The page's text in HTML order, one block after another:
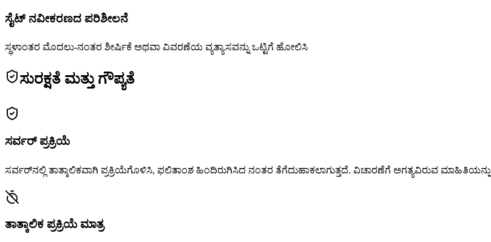
ಸೈಟ್ ನವೀಕರಣದ ಪರಿಶೀಲನೆ
ಸ್ಥಳಾಂತರ ಮೊದಲು-ನಂತರ ಶೀರ್ಷಿಕೆ ಅಥವಾ ವಿವರಣೆಯ ವ್ಯತ್ಯಾಸವನ್ನು ಒಟ್ಟಿಗೆ ಹೋಲಿಸಿ
ಸುರಕ್ಷತೆ ಮತ್ತು ಗೌಪ್ಯತೆ
ಸರ್ವರ್ ಪ್ರಕ್ರಿಯೆ
ಸರ್ವರ್‌ನಲ್ಲಿ ತಾತ್ಕಾಲಿಕವಾಗಿ ಪ್ರಕ್ರಿಯೆಗೊಳಿಸಿ, ಫಲಿತಾಂಶ ಹಿಂದಿರುಗಿಸಿದ ನಂತರ ತೆಗೆದುಹಾಕಲಾಗುತ್ತದೆ. ವಿಚಾರಣೆಗೆ ಅಗತ್ಯವಿರುವ ಮಾಹಿತಿಯನ್ನು
ತಾತ್ಕಾಲಿಕ ಪ್ರಕ್ರಿಯೆ ಮಾತ್ರ